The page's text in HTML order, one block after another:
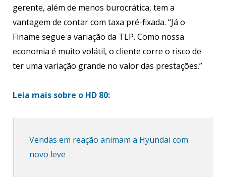
gerente, além de menos burocrática, tem a
vantagem de contar com taxa pré-fixada. “Já o
Finame segue a variação da TLP. Como nossa
economia é muito volátil, o cliente corre o risco de
ter uma variação grande no valor das prestações.”
Leia mais sobre o HD 80:
Vendas em reação animam a Hyundai com
novo leve